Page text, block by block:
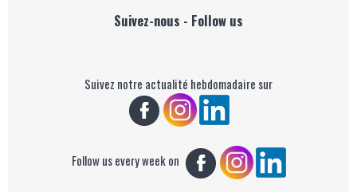
Suivez-nous - Follow us
Suivez notre actualité hebdomadaire sur
Follow us every week on